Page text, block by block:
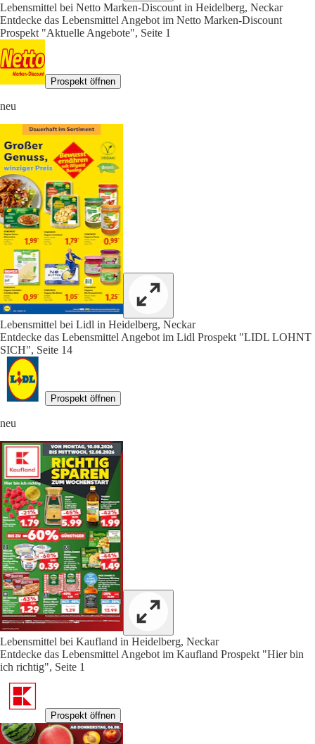
Lebensmittel bei Netto Marken-Discount in Heidelberg, Neckar
Entdecke das Lebensmittel Angebot im Netto Marken-Discount
Prospekt "Aktuelle Angebote", Seite 1
Prospekt öffnen
neu
Lebensmittel bei Lidl in Heidelberg, Neckar
Entdecke das Lebensmittel Angebot im Lidl Prospekt "LIDL LOHNT
SICH", Seite 14
Prospekt öffnen
neu
Lebensmittel bei Kaufland in Heidelberg, Neckar
Entdecke das Lebensmittel Angebot im Kaufland Prospekt "Hier bin
ich richtig", Seite 1
Prospekt öffnen